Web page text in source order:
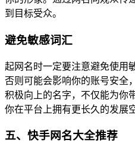
到目标受众。
避免敏感词汇
起网名时一定要注意避免使用
否则可能会影响你的账号安全
积极向上的名字，不仅能为你
你在平台上拥有更长久的发展
五、快手网名大全推荐